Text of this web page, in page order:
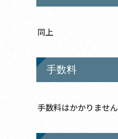
同上
手数料
手数料はかかりません